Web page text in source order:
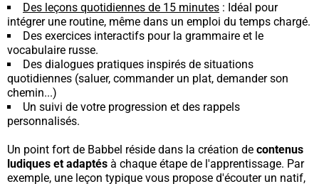
Des leçons quotidiennes de 15 minutes : Idéal pour
intégrer une routine, même dans un emploi du temps chargé.
Des exercices interactifs pour la grammaire et le
vocabulaire russe.
Des dialogues pratiques inspirés de situations
quotidiennes (saluer, commander un plat, demander son
chemin...)
Un suivi de votre progression et des rappels
personnalisés.
Un point fort de Babbel réside dans la création de contenus
ludiques et adaptés à chaque étape de l'apprentissage. Par
exemple, une leçon typique vous propose d'écouter un natif,